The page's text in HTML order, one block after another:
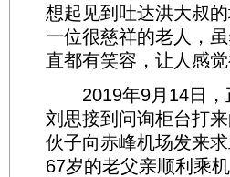
想起见到吐达洪大叔
一位很慈祥的老人，
直都有笑容，让人感
2019年9月14日，
刘思接到问询柜台打
伙子向赤峰机场发来
67岁的老父亲顺利乘